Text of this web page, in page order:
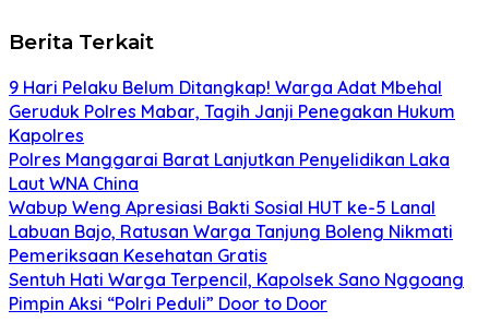
Berita Terkait
9 Hari Pelaku Belum Ditangkap! Warga Adat Mbehal
Geruduk Polres Mabar, Tagih Janji Penegakan Hukum
Kapolres
Polres Manggarai Barat Lanjutkan Penyelidikan Laka
Laut WNA China
Wabup Weng Apresiasi Bakti Sosial HUT ke-5 Lanal
Labuan Bajo, Ratusan Warga Tanjung Boleng Nikmati
Pemeriksaan Kesehatan Gratis
Sentuh Hati Warga Terpencil, Kapolsek Sano Nggoang
Pimpin Aksi “Polri Peduli” Door to Door